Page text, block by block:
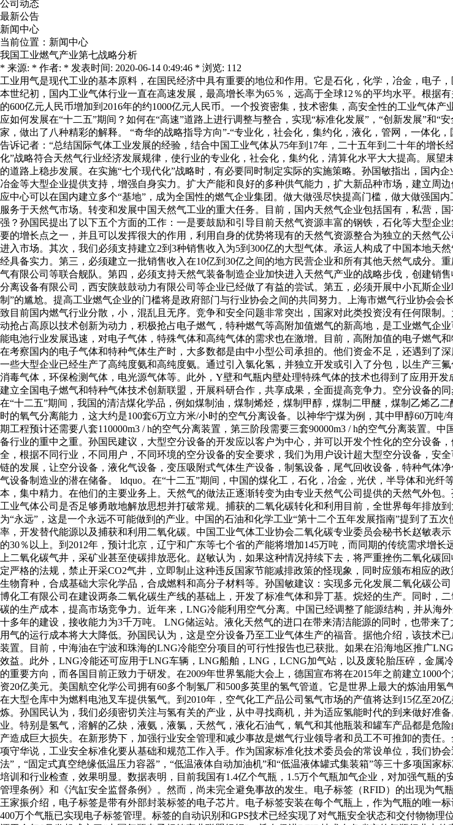
公司动态
最新公告
新闻中心
当前位置： 新闻中心
我国工业燃气产业第七战略分析
* 来源: * 作者: * 发表时间: 2020-06-14 0:49:46 * 浏览: 112
工业用气是现代工业的基本原料，在国民经济中具有重要的地位和作用。它是石化，化学，冶金，电子
本世纪初，国内工业气体行业一直在高速发展，最高增长率为65％，远高于全球12％的平均水平。根据
的600亿元人民币增加到2016年的约1000亿元人民币。一个投资密集，技术密集，高安全性的工业气体
应如何发展在“十二五”期间？如何在“高速”道路上进行调整与整合，实现“标准化发展”，“创新发展”和
家，做出了八种精彩的解释。 “奇华的战略指导方向”-“专业化，社会化，集约化，液化，管网，一体化
告诉记者：“总结国际气体工业发展的经验，结合中国工业气体从75年到17年，二十五年到二十年的增
化”战略符合天然气行业经济发展规律，使行业的专业化，社会化，集约化，清算化水平大大提高。展
的道路上稳步发展。在实施“七个现代化”战略时，有必要同时制定实际的实施策略。孙国敏指出，国内
冶金等大型企业提供支持，增强自身实力。扩大产能和良好的多种供气能力，扩大新品种市场，建立周
应中心可以在国内建立多个“基地”，成为全国性的燃气企业集团。做大做强尽快提高门槛，做大做强国
服务于天然气市场。转变和发展中国天然气工业的重大任务。目前，国内天然气企业包括国有，私营，
强？孙国民提出了以下五个方面的工作：一是要鼓励和引导目前天然气资源丰富的钢铁，石化等大型企
要的增长点之一，并且可以发挥很大的作用，利用自身的优势将现有的天然气资源整合为独立的天然气
进入市场。其次，我们必须支持建立2到3种销售收入为5到300亿的大型气体。承运人构成了中国本地天
经具备实力。第三，必须建立一批销售收入在10亿到30亿之间的地方民营企业和所有其他天然气成分
气有限公司等联合舰队。第四，必须支持天然气装备制造企业加快进入天然气产业的战略步伐，创建销
分离设备有限公司，西安陕鼓鼓动力有限公司等企业已经做了有益的尝试。第五，必须开展中小瓦斯企
制”的尴尬。提高工业燃气企业的门槛将是政府部门与行业协会之间的共同努力。上海市燃气行业协会
致目前国内燃气行业分散，小，混乱且无序。竞争和安全问题非常突出，国家对此类投资没有任何限制
动抢占高原以技术创新为动力，积极抢占电子燃气，特种燃气等高附加值燃气的新高地，是工业燃气企
能电池行业发展迅速，对电子气体，特殊气体和高纯气体的需求也在激增。目前，高附加值的电子燃气
在考察国内的电子气体和特种气体生产时，大多数都是由中小型公司承担的。他们资金不足，还遇到了
一些大型企业已经生产了高纯度氨和高纯度氨。通过引入氯化氢，并独立开发或引入了分包，以生产三
消毒气体，环保检测气体，电光源气体等。此外，Y壁和气瓶内壁处理特殊气体的技术也得到了应用开
建立全国电子燃气和特种气体技术创新联盟，开展科研合作，共享成果，全面提高竞争力。空分设备的
在“十二五”期间，我国的清洁煤化学品，例如煤制油，煤制烯烃，煤制甲醇，煤制二甲醚，煤制乙烯乙
时的氧气分离能力，这大约是100套6万立方米/小时的空气分离设备。以神华宁煤为例，其中甲醇60万吨
期工程预计还需要八套110000m3 / h的空气分离装置，第三阶段需要三套90000m3 / h的空气分离装置。
备行业的重中之重。孙国民建议，大型空分设备的开发应以客户为中心，并可以开发个性化的空分设备
全，根据不同行业，不同用户，不同环境的空分设备的安全要求，我们为用户设计超大型空分设备，安
链的发展，让空分设备，液化气设备，变压吸附式气体生产设备，制氢设备，尾气回收设备，特种气体
气设备制造业的潜在储备。 ldquo。在“十二五”期间，中国的煤化工，石化，冶金，光伏，半导体和光
本，集中精力。在他们的主要业务上。天然气的做法正逐渐转变为由专业天然气公司提供的天然气外包
工业气体公司是否足够勇敢地解放思想并打破常规。捕获的二氧化碳转化和利用目前，全世界每年排放
为“永远”，这是一个永远不可能做到的产业。中国的石油和化学工业“第十二个五年发展指南”提到了五
率，开发替代能源以及捕获和利用二氧化碳。中国工业气体工业协会二氧化碳专业委员会秘书长赵敏表
的30％以上。到2012年，预计北京，辽宁和广东等七个省的产能将增加145万吨，而同期的传统需求增
上二氧化碳气井，采矿业甚至使碳排放恶化。赵敏认为，如果这种情况持续下去，将严重挫伤二氧化
定严格的法规，禁止开采CO2气井，立即制止这种违反国家节能减排政策的怪现象，同时应颁布相应的
生物育种，合成基础大宗化学品，合成燃料和高分子材料等。孙国敏建议：实现多元化发展二氧化碳公
博化工有限公司在建设两条二氧化碳生产线的基础上，开发了标准气体和异丁基。烷烃的生产。同时，
碳的生产成本，提高市场竞争力。近年来，LNG冷能利用空气分离。中国已经调整了能源结构，并从海
十多年的建设，接收能力为3千万吨。 LNG储运站。液化天然气的进口在带来清洁能源的同时，也带来
用气的运行成本将大大降低。孙国民认为，这是空分设备乃至工业气体生产的福音。据他介绍，该技术
装置。目前，中海油在宁波和珠海的LNG冷能空分项目的可行性报告也已获批。如果在沿海地区推广
效益。此外，LNG冷能还可应用于LNG车辆，LNG船舶，LNG，LCNG加气站，以及废轮胎压碎，金
的重要方向，而各国目前正致力于研发。在2009年世界氢能大会上，德国宣布将在2015年之前建立
资20亿美元。美国航空化学公司拥有60多个制氢厂和500多英里的氢气管道。它是世界上最大的炼油用
在大型仓库中为燃料电池叉车提供氢气。到2010年，空气化工产品公司氢气市场的产值将达到15亿至20
炼。孙国民认为，我们必须密切关注与氢有关的产业，从中寻找商机，并为适应氢能时代的到来做好准
业。特别是氢气，溶解的乙炔，液氨，液氯，天然气，液化石油气，氧气和其他瓶装和罐车产品都是危
产造成巨大损失。在新形势下，加强行业安全管理和减少事故是燃气行业领导者和员工不可推卸的责任
项守华说，工业安全标准化要从基础和规范工作入手。作为国家标准化技术委员会的常设单位，我们协
法”，“固定式真空绝缘低温压力容器”，“低温液体自动加油机”和“低温液体罐式集装箱”等三十多项国
培训和行业检查，效果明显。数据表明，目前我国有1.4亿个气瓶，1.5万个气瓶加气企业，对加强气瓶
管理条例》和《汽缸安全监督条例》。然而，尚未完全避免事故的发生。电子标签（RFID）的出现为
王家振介绍，电子标签是带有外部封装标签的电子芯片。电子标签安装在每个气瓶上，作为气瓶的唯一
400万个气瓶已实现电子标签管理。标签的自动识别和GPS技术已经实现了对气瓶安全状态和交付物物